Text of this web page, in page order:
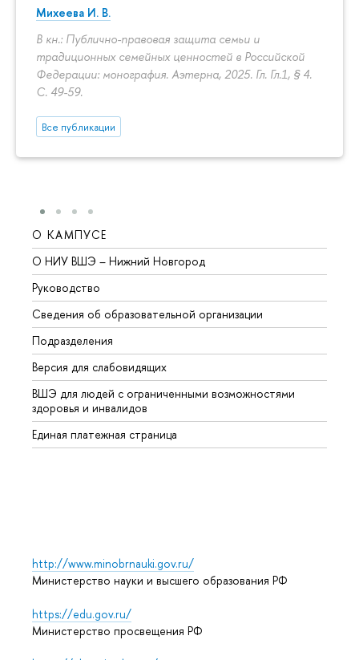
Михеева И. В.
В кн.: Публично-правовая защита семьи и
традиционных семейных ценностей в Российской
Федерации: монография. Аэтерна, 2025. Гл. Гл.1, § 4.
С. 49-59.
Все публикации
О КАМПУСЕ
О НИУ ВШЭ – Нижний Новгород
Руководство
Сведения об образовательной организации
Подразделения
Версия для слабовидящих
ВШЭ для людей с ограниченными возможностями
здоровья и инвалидов
Единая платежная страница
http://www.minobrnauki.gov.ru/
Министерство науки и высшего образования РФ
https://edu.gov.ru/
Министерство просвещения РФ